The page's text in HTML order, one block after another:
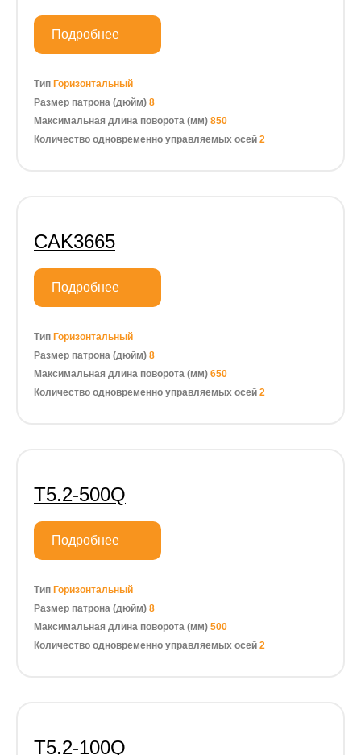
Подробнее
Тип Горизонтальный
Размер патрона (дюйм) 8
Максимальная длина поворота (мм) 850
Количество одновременно управляемых осей 2
CAK3665
Подробнее
Тип Горизонтальный
Размер патрона (дюйм) 8
Максимальная длина поворота (мм) 650
Количество одновременно управляемых осей 2
Т5.2-500Q
Подробнее
Тип Горизонтальный
Размер патрона (дюйм) 8
Максимальная длина поворота (мм) 500
Количество одновременно управляемых осей 2
Т5.2-100Q